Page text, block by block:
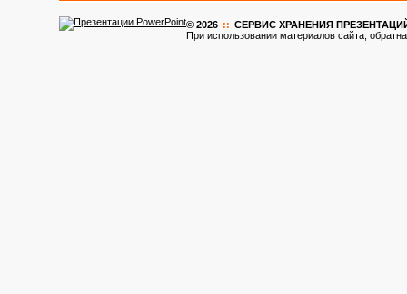
© 2026 :: CЕРВИС ХРАНЕНИЯ ПРЕЗЕНТАЦИЙ
При использовании материалов сайта,